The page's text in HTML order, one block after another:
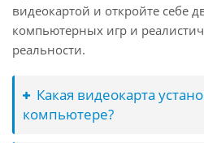
видеокартой и откройте себе
компьютерных игр и
реальности.
Какая видеокарта
компьютере?